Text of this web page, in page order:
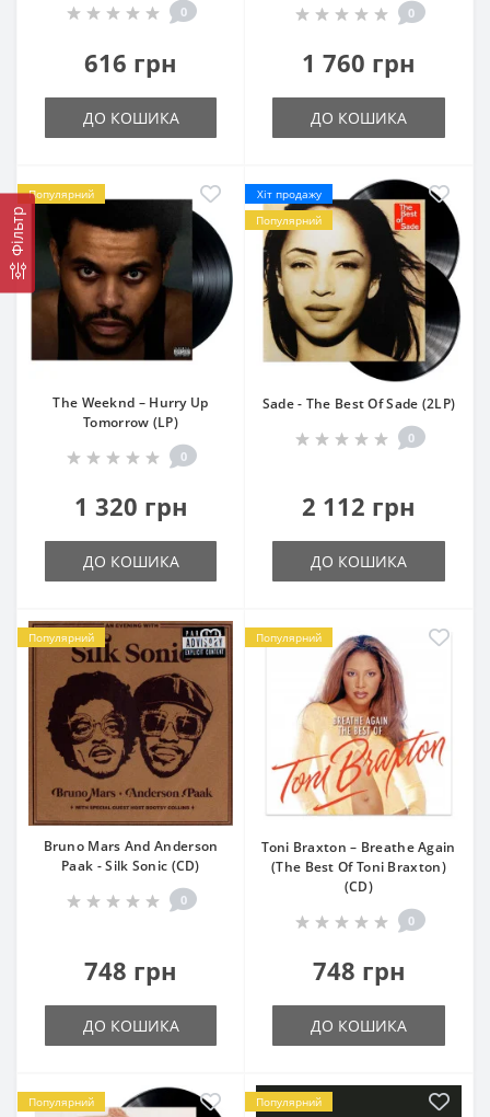
Фільтр
0
616 грн
ДО КОШИКА
0
1 760 грн
ДО КОШИКА
Популярний
The Weeknd – Hurry Up
Tomorrow (LP)
0
1 320 грн
ДО КОШИКА
Хіт продажу
Популярний
Sade - The Best Of Sade (2LP)
0
2 112 грн
ДО КОШИКА
Популярний
Bruno Mars And Anderson
Paak - Silk Sonic (CD)
0
748 грн
ДО КОШИКА
Популярний
Toni Braxton – Breathe Again
(The Best Of Toni Braxton)
(CD)
0
748 грн
ДО КОШИКА
Популярний Популярний